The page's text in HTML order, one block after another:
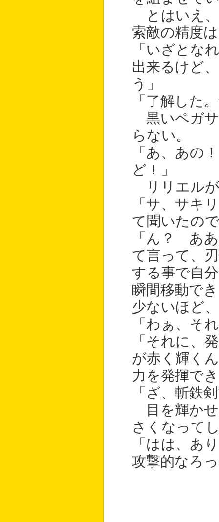
とはいえ、
索敵の精度
「いざとな
出来るけど
う」
「了解した
黒いペガ
らない。
「あ、あの
ど！」
リリエルが
「サ、サキ
て聞いたの
「ん？ あ
て言って、
する事で自
瞬間移動で
少ないほど
「わぁ、そ
「それに、
が赤く輝く
力を発揮で
「ざ、斬鉄
目を輝かせ
さくなって
「はは、あ
攻撃的なろ